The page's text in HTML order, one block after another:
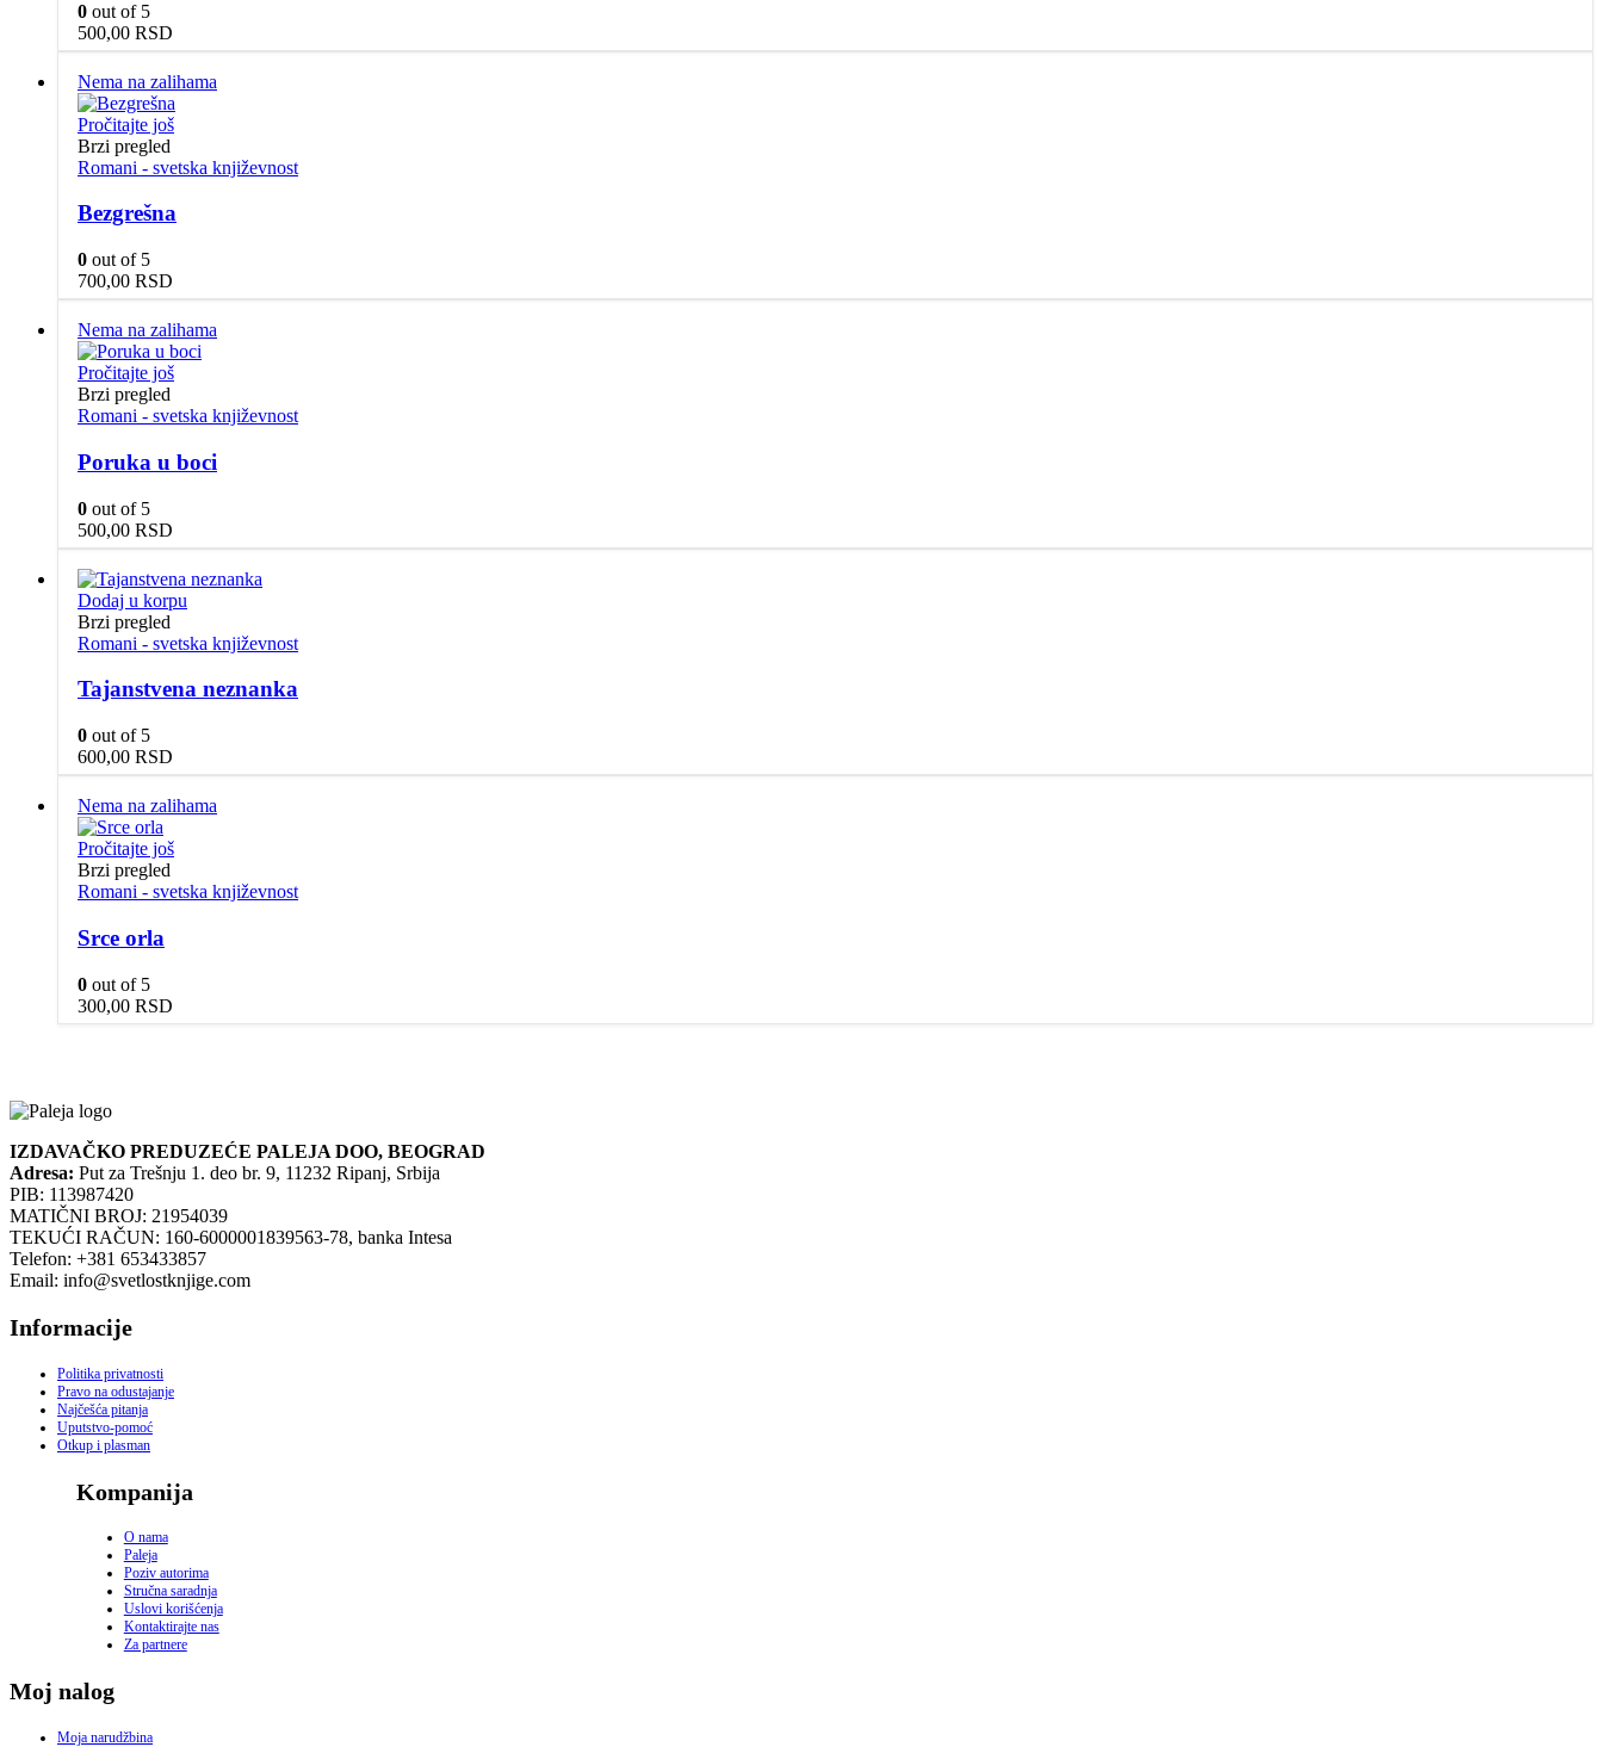
0 out of 5
500,00 RSD
Nema na zalihama
Pročitajte još
Brzi pregled
Romani - svetska književnost
Bezgrešna
0 out of 5
700,00 RSD
Nema na zalihama
Pročitajte još
Brzi pregled
Romani - svetska književnost
Poruka u boci
0 out of 5
500,00 RSD
Dodaj u korpu
Brzi pregled
Romani - svetska književnost
Tajanstvena neznanka
0 out of 5
600,00 RSD
Nema na zalihama
Pročitajte još
Brzi pregled
Romani - svetska književnost
Srce orla
0 out of 5
300,00 RSD
IZDAVAČKO PREDUZEĆE PALEJA DOO, BEOGRAD
Adresa: Put za Trešnju 1. deo br. 9, 11232 Ripanj, Srbija
PIB: 113987420
MATIČNI BROJ: 21954039
TEKUĆI RAČUN: 160-6000001839563-78, banka Intesa
Telefon: +381 653433857
Email: info@svetlostknjige.com
Informacije
Politika privatnosti
Pravo na odustajanje
Najčešća pitanja
Uputstvo-pomoć
Otkup i plasman
Kompanija
O nama
Paleja
Poziv autorima
Stručna saradnja
Uslovi korišćenja
Kontaktirajte nas
Za partnere
Moj nalog
Moja narudžbina